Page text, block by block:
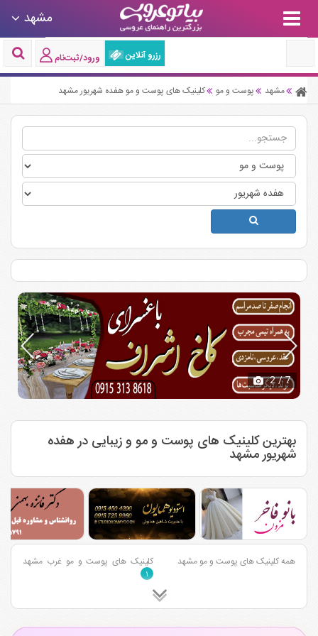
مشهد
رزرو آنلاین ورود/ثبت‌نام
مشهد پوست و مو کلینیک های پوست و مو هفده شهریور مشهد
2/ 7
بهترین کلینیک های پوست و مو و زیبایی در هفده
شهریور مشهد
همه کلینیک های پوست و مو مشهد کلینیک های پوست و مو غرب مشهد
۱
کلینیک های پوست و مو بلوار فردوسی
مشهد ۱۳
کلینیک های پوست و مو احمد آباد
مشهد ۲۷
کلینیک های پوست و مو قاسم آباد
کلینیک های پوست و مو وکیل آباد